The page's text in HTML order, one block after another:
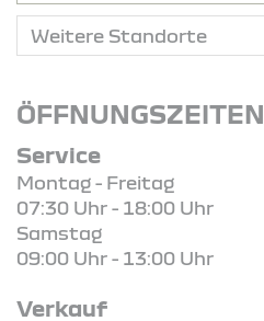
ÖFFNUNGSZEITEN
Service
Montag - Freitag
07:30 Uhr - 18:00 Uhr
Samstag
09:00 Uhr - 13:00 Uhr
Verkauf